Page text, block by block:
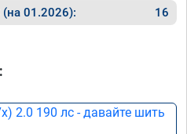
01.2026): 16